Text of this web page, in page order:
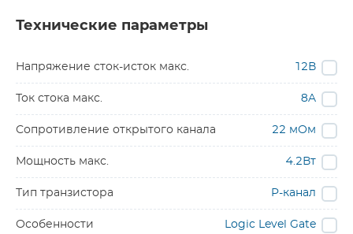
Технические параметры
Напряжение сток-исток макс. 12В
Ток стока макс. 8A
Сопротивление открытого канала 22 мОм
Мощность макс. 4.2Вт
Тип транзистора P-канал
Особенности Logic Level Gate